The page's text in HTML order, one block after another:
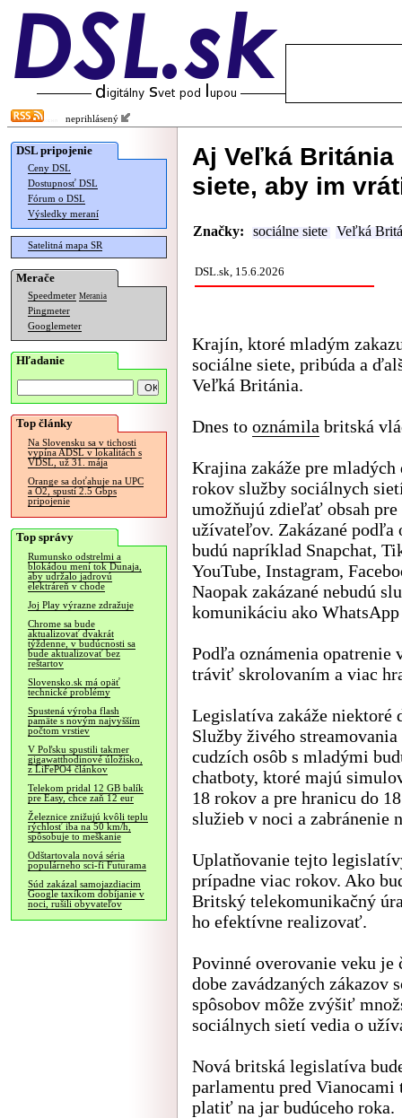
neprihlásený
DSL pripojenie
Ceny DSL
Dostupnosť DSL
Fórum o DSL
Výsledky meraní
Satelitná mapa SR
Merače
Speedmeter Merania
Pingmeter
Googlemeter
Hľadanie
Top články
Na Slovensku sa v tichosti
vypína ADSL v lokalitách s
VDSL, už 31. mája
Orange sa doťahuje na UPC
a O2, spustí 2.5 Gbps
pripojenie
Top správy
Rumunsko odstrelmi a
blokádou mení tok Dunaja,
aby udržalo jadrovú
elektráreň v chode
Joj Play výrazne zdražuje
Chrome sa bude
aktualizovať dvakrát
týždenne, v budúcnosti sa
bude aktualizovať bez
reštartov
Slovensko.sk má opäť
technické problémy
Spustená výroba flash
pamäte s novým najvyšším
počtom vrstiev
V Poľsku spustili takmer
gigawatthodinové úložisko,
z LiFePO4 článkov
Telekom pridal 12 GB balík
pre Easy, chce zaň 12 eur
Železnice znižujú kvôli teplu
rýchlosť iba na 50 km/h,
spôsobuje to meškanie
Odštartovala nová séria
populárneho sci-fi Futurama
Súd zakázal samojazdiacim
Google taxíkom dobíjanie v
noci, rušili obyvateľov
Aj Veľká
siete, aby im
Značky: sociálne siete Veľká
DSL.sk, 15.6.2026
Krajín, ktoré mladým
sociálne siete, pribúda a
Veľká Británia.
Dnes to oznámila britská
Krajina zakáže pre mladých
rokov služby sociálnych
umožňujú zdieľať obsah
užívateľov. Zakázané podľa
budú napríklad Snapchat,
YouTube, Instagram,
Naopak zakázané nebudú
komunikáciu ako
Podľa oznámenia opatrenie
tráviť skrolovaním a viac
Legislatíva zakáže niektoré
Služby živého
cudzích osôb s mladými
chatboty, ktoré majú
18 rokov a pre hranicu do
služieb v noci a zabránenie
Uplatňovanie tejto
prípadne viac rokov. Ako
Britský telekomunikačný
ho efektívne realizovať.
Povinné overovanie veku
dobe zavádzaných
spôsobov môže zvýšiť
sociálnych sietí vedia o
Nová britská legislatíva
parlamentu pred
platiť na jar budúceho roka.